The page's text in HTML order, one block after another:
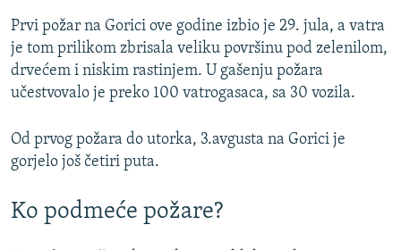
t
h
o
d
i
s
a
j
e
d
n
i
l
a
Prvi požar na Gorici ove godine izbio je 29. jula, a vatra
je tom prilikom zbrisala veliku površinu pod zelenilom,
drvećem i niskim rastinjem. U gašenju požara
učestvovalo je preko 100 vatrogasaca, sa 30 vozila.
Od prvog požara do utorka, 3.avgusta na Gorici je
gorjelo još četiri puta.
Ko podmeće požare?